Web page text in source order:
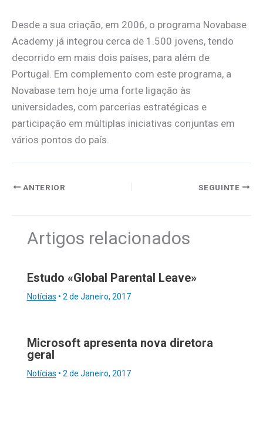
Desde a sua criação, em 2006, o programa Novabase
Academy já integrou cerca de 1.500 jovens, tendo
decorrido em mais dois países, para além de
Portugal. Em complemento com este programa, a
Novabase tem hoje uma forte ligação às
universidades, com parcerias estratégicas e
participação em múltiplas iniciativas conjuntas em
vários pontos do país.
ANTERIOR SEGUINTE
Artigos relacionados
Estudo «Global Parental Leave»
Notícias • 2 de Janeiro, 2017
Microsoft apresenta nova diretora
geral
Notícias • 2 de Janeiro, 2017